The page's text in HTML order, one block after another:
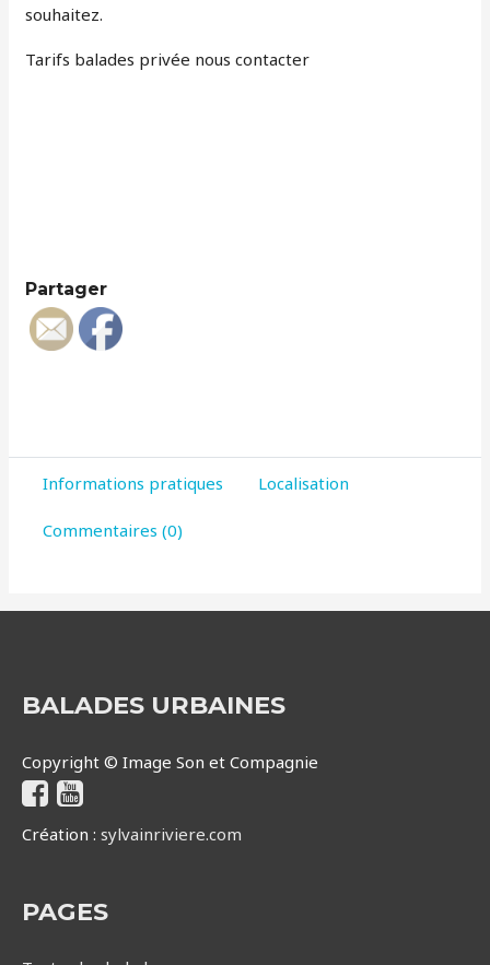
souhaitez.
Tarifs balades privée nous contacter
Partager
Informations pratiques Localisation
Commentaires (0)
BALADES URBAINES
Copyright © Image Son et Compagnie
Création : sylvainriviere.com
PAGES